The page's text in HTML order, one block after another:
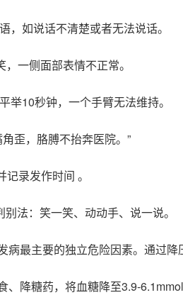
，如说话不清楚或者无法说话。
，一侧面部表情不正常。
举10秒钟，一个手臂无法维持。
歪，胳膊不抬奔医院。”
录发作时间 。
法：笑一笑、动动手、说一说。
病最主要的独立危险因素。通过
、降糖药，将血糖降至3.9-